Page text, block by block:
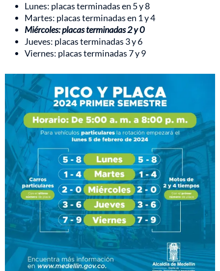
Lunes: placas terminadas en 5 y 8
Martes: placas terminadas en 1 y 4
Miércoles: placas terminadas 2 y 0
Jueves: placas terminadas 3 y 6
Viernes: placas terminadas 7 y 9